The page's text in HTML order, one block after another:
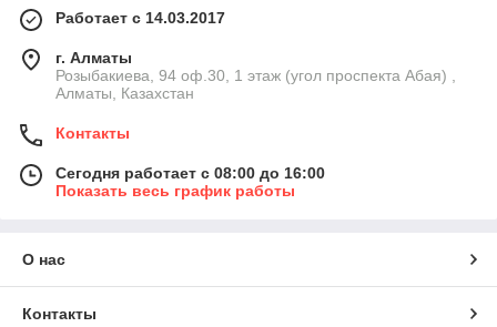
Работает с 14.03.2017
г. Алматы
Розыбакиева, 94 оф.30, 1 этаж (угол проспекта Абая) ,
Алматы, Казахстан
Контакты
Сегодня работает с 08:00 до 16:00
Показать весь график работы
О нас
Контакты